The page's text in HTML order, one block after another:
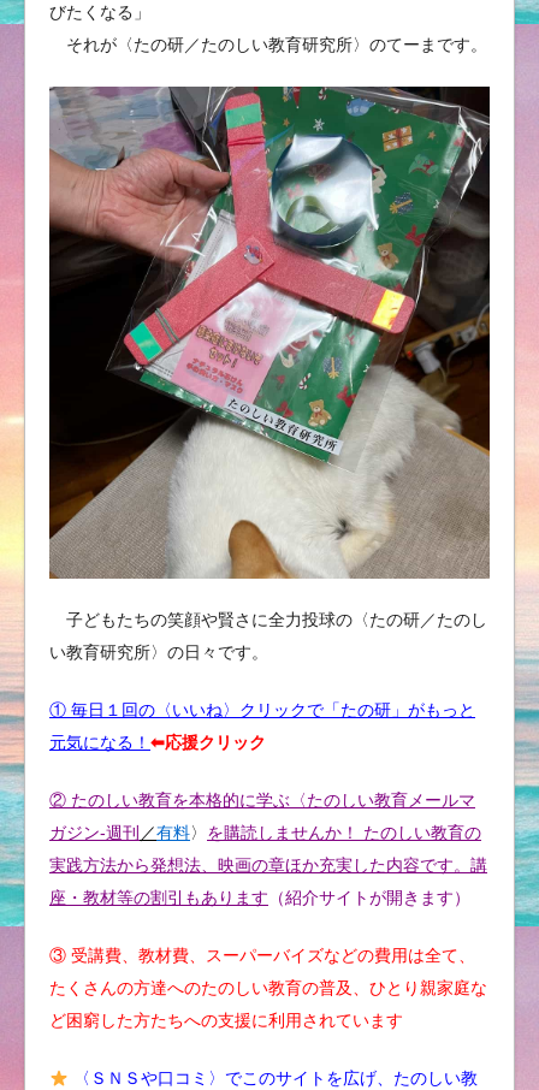
びたくなる」
それが〈たの研／たのしい教育研究所〉のてーまです。
子どもたちの笑顔や賢さに全力投球の〈たの研／たのし
い教育研究所〉の日々です。
① 毎日１回の〈いいね〉クリックで「たの研」がもっと
元気になる！ ⬅︎応援クリック
② たのしい教育を本格的に学ぶ〈たのしい教育メールマ
ガジン-週刊 ／有料〉 を購読しませんか！ たのしい教育の
実践方法から発想法、映画の章ほか充実した内容です。講
座・教材等の割引もあります （紹介サイトが開きます）
③ 受講費、教材費、スーパーバイズなどの費用は全て、
たくさんの方達へのたのしい教育の普及、ひとり親家庭な
ど困窮した方たちへの支援に利用されています
〈ＳＮＳや口コミ〉でこのサイトを広げ、たのしい教